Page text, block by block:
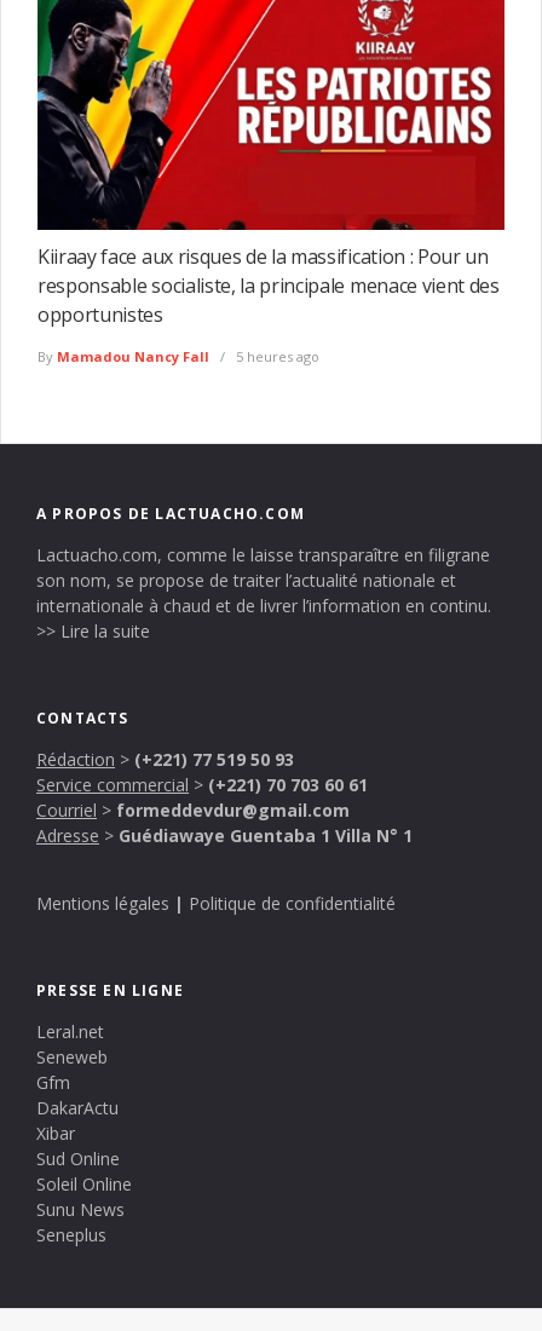
Kiiraay face aux risques de la massification : Pour un
responsable socialiste, la principale menace vient des
opportunistes
By Mamadou Nancy Fall 5 heures ago
A PROPOS DE LACTUACHO.COM
Lactuacho.com, comme le laisse transparaître en filigrane
son nom, se propose de traiter l’actualité nationale et
internationale à chaud et de livrer l’information en continu.
>> Lire la suite
CONTACTS
Rédaction > (+221) 77 519 50 93
Service commercial > (+221) 70 703 60 61
Courriel > formeddevdur@gmail.com
Adresse > Guédiawaye Guentaba 1 Villa N° 1
Mentions légales | Politique de confidentialité
PRESSE EN LIGNE
Leral.net
Seneweb
Gfm
DakarActu
Xibar
Sud Online
Soleil Online
Sunu News
Seneplus